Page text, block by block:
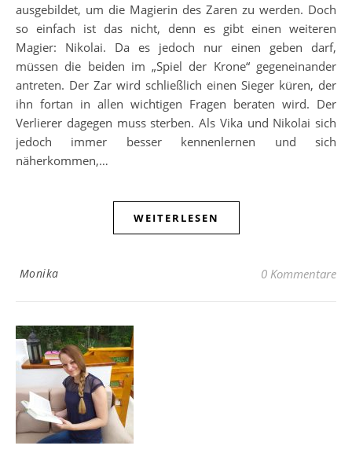
ausgebildet, um die Magierin des Zaren zu werden. Doch
so einfach ist das nicht, denn es gibt einen weiteren
Magier: Nikolai. Da es jedoch nur einen geben darf,
müssen die beiden im „Spiel der Krone“ gegeneinander
antreten. Der Zar wird schließlich einen Sieger küren, der
ihn fortan in allen wichtigen Fragen beraten wird. Der
Verlierer dagegen muss sterben. Als Vika und Nikolai sich
jedoch immer besser kennenlernen und sich
näherkommen,…
WEITERLESEN
Monika 0 Kommentare